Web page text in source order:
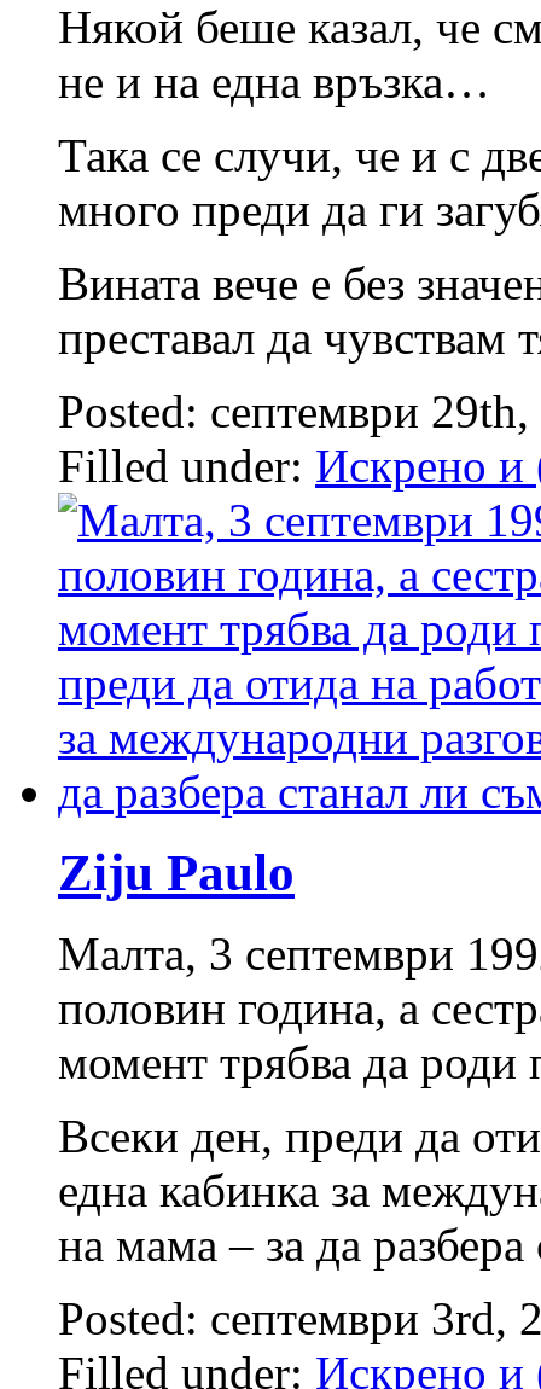
Някой беше казал, че
не и на една връзка…
Така се случи, че и с
много преди да ги
Вината вече е без
преставал да чувствам
Posted: септември
Filled under: Искрено и
Ziju Paulo
Малта, 3 септември
половин година, а
момент трябва да роди
Всеки ден, преди да
една кабинка за
на мама – за да
Posted: септември 3rd,
Filled under: Искрено и